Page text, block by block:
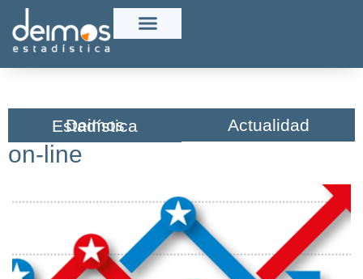
Deimos Estadística​ Actualidad
on-line